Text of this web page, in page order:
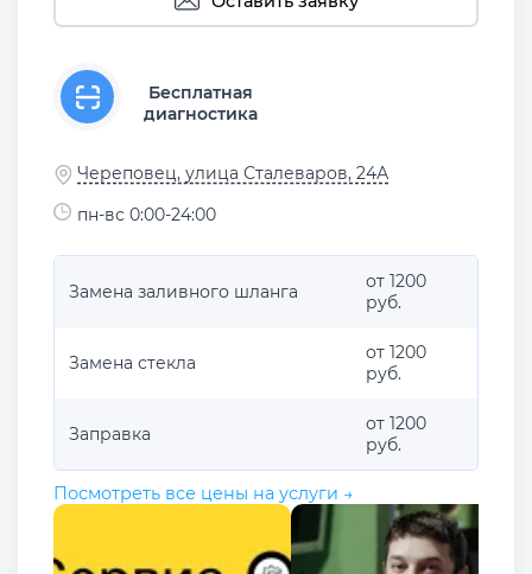
Бесплатная
диагностика
Череповец, улица Сталеваров, 24А
пн-вс 0:00-24:00
Замена заливного шланга
от 1200
руб.
Замена стекла
от 1200
руб.
Заправка
от 1200
руб.
Посмотреть все цены на услуги →